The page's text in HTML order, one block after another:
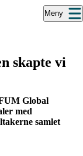
Meny
skapte vi
Global
med
samlet